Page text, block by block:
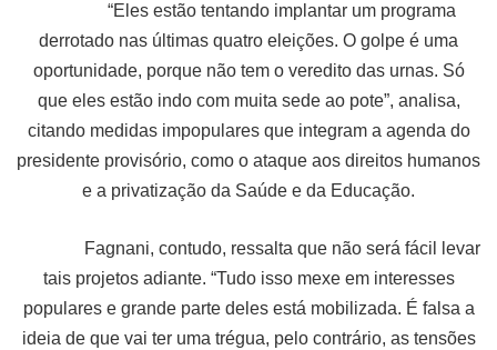
“Eles estão tentando implantar um programa
derrotado nas últimas quatro eleições. O golpe é uma
oportunidade, porque não tem o veredito das urnas. Só
que eles estão indo com muita sede ao pote”, analisa,
citando medidas impopulares que integram a agenda do
presidente provisório, como o ataque aos direitos humanos
e a privatização da Saúde e da Educação.
Fagnani, contudo, ressalta que não será fácil levar
tais projetos adiante. “Tudo isso mexe em interesses
populares e grande parte deles está mobilizada. É falsa a
ideia de que vai ter uma trégua, pelo contrário, as tensões